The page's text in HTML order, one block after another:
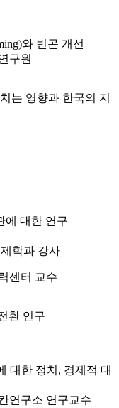
와 빈곤 개선
구원
는 영향과 한국의 지
에 대한 연구
학과 강사
센터 교수
환 연구
대한 정치, 경제적 대
연구소 연구교수